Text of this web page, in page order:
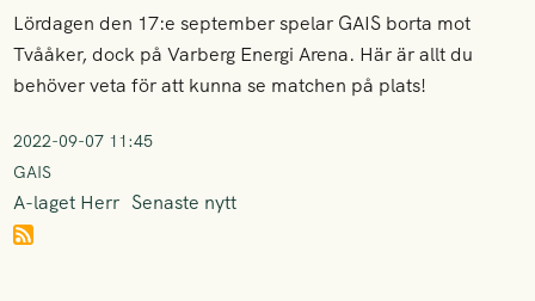
Lördagen den 17:e september spelar GAIS borta mot
Tvååker, dock på Varberg Energi Arena. Här är allt du
behöver veta för att kunna se matchen på plats!
2022-09-07 11:45
GAIS
A-laget Herr Senaste nytt